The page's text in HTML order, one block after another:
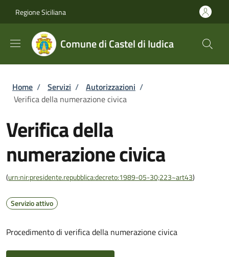
Regione Siciliana
Comune di Castel di Iudica
Briciole di pane
Home / Servizi / Autorizzazioni /
Verifica della numerazione civica
Verifica della
numerazione civica
(urn:nir:presidente.repubblica:decreto:1989-05-30;223~art43)
Servizio attivo
Procedimento di verifica della numerazione civica